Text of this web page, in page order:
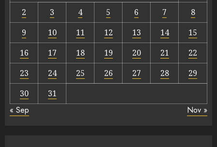
2
3 4 5 6 7
8
9
10 11 12 13 14
15
16
17 18 19 20 21
22
23
24 25 26 27 28
29
30
31
« Sep Nov »